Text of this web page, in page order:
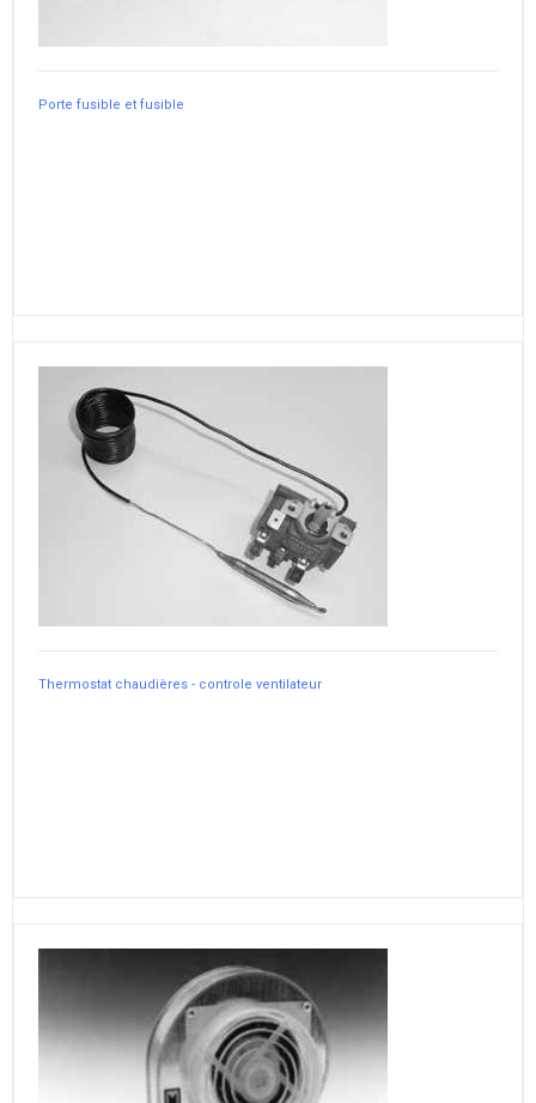
Porte fusible et fusible
Thermostat chaudières - controle ventilateur